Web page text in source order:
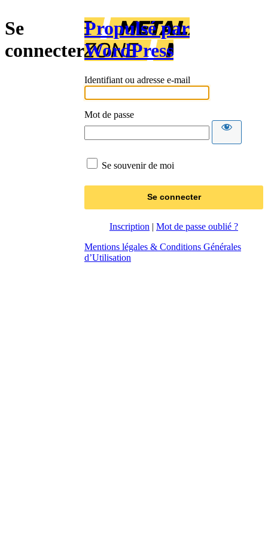
Se
connecter
Propulsé par
WordPress
Identifiant ou adresse e-mail
Mot de passe
Se souvenir de moi
Inscription | Mot de passe oublié ?
Mentions légales & Conditions Générales
d’Utilisation